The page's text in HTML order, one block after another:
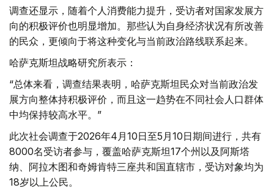
调查还显示，随着个人消费能力提升，受访者对国家发展方
向的积极评价也明显增加。那些认为自身经济状况有所改善
的民众，更倾向于将这种变化与当前政治路线联系起来。
哈萨克斯坦战略研究所表示：
“总体来看，调查结果表明，哈萨克斯坦民众对当前政治发
展方向整体持积极评价，而且这一趋势在不同社会人口群体
中均保持较高水平。”
此次社会调查于2026年4月10日至5月10日期间进行，共有
8000名受访者参与，覆盖哈萨克斯坦17个州以及阿斯塔
纳、阿拉木图和奇姆肯特三座共和国直辖市，受访对象均为
18岁以上公民。